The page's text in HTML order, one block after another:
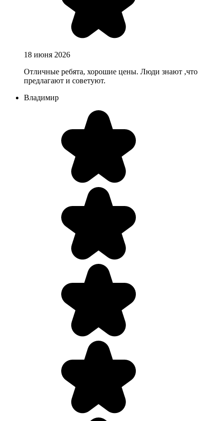
18 июня 2026
Отличные ребята, хорошие цены. Люди знают ,что
предлагают и советуют.
Владимир